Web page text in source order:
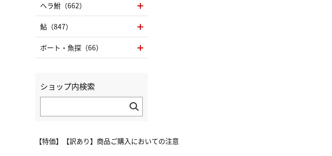
【特価】【訳あり】商品ご購入においての注意
ヘラ鮒（662）
鮎（847）
ボート・魚探（66）
ショップ内検索